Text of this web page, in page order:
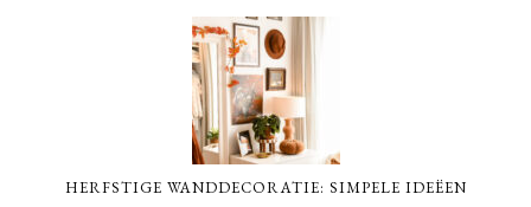
HERFSTIGE WANDDECORATIE: SIMPELE IDEËEN